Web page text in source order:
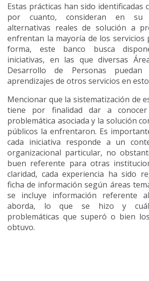
Estas prácticas han sido identificadas
por cuanto, consideran en su
alternativas reales de solución a
enfrentan la mayoría de los servicios
forma, este banco busca
iniciativas, en las que diversas
Desarrollo de Personas
aprendizajes de otros servicios en
Mencionar que la sistematización de
tiene por finalidad dar a conocer
problemática asociada y la solución
públicos la enfrentaron. Es
cada iniciativa responde a un
organizacional particular, no
buen referente para otras
claridad, cada experiencia ha sido
ficha de información según áreas
se incluye información referente
aborda, lo que se hizo y
problemáticas que superó o bien
obtuvo.